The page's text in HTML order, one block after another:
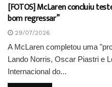
[FOTOS] McLaren concluiu
bom regressar”
29/07/2026
A McLaren completou uma
Lando Norris, Oscar Piastri e
Internacional do...